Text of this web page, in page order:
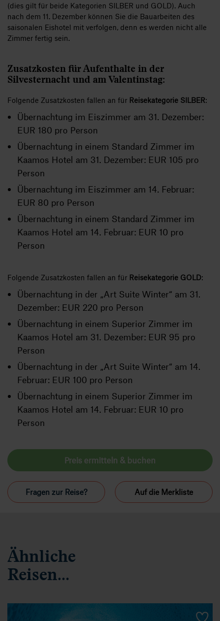
(dies gilt für beide Kategorien SILBER und GOLD). Auch
nach dem 11. Dezember können Sie die Bauarbeiten des
saisonalen Eishotel mit verfolgen, denn es werden nicht alle
Zimmer fertig sein.
Zusatzkosten für Aufenthalte in der
Silvesternacht und am Valentinstag:
Folgende Zusatzkosten fallen an für Reisekategorie SILBER:
Übernachtung im Eiszimmer am 31. Dezember:
EUR 180 pro Person
Übernachtung in einem Standard Zimmer im
Kaamos Hotel am 31. Dezember: EUR 105 pro
Person
Übernachtung im Eiszimmer am 14. Februar:
EUR 80 pro Person
Übernachtung in einem Standard Zimmer im
Kaamos Hotel am 14. Februar: EUR 10 pro
Person
Folgende Zusatzkosten fallen an für Reisekategorie GOLD:
Übernachtung in der „Art Suite Winter“ am 31.
Dezember: EUR 220 pro Person
Übernachtung in einem Superior Zimmer im
Kaamos Hotel am 31. Dezember: EUR 95 pro
Person
Übernachtung in der „Art Suite Winter“ am 14.
Februar: EUR 100 pro Person
Übernachtung in einem Superior Zimmer im
Kaamos Hotel am 14. Februar: EUR 10 pro
Person
Preis ermitteln & buchen
Fragen zur Reise? Auf die Merkliste
Ähnliche
Reisen…